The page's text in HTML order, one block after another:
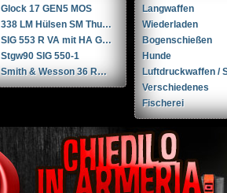
Glock 17 GEN5 MOS
338 LM Hülsen SM Thun / RUAG Thun
SIG 553 R VA mit HA Griffstück
Stgw90 SIG 550-1
Smith & Wesson 36 RB .38 Spl.
Langwaffen
Wiederladen
Bogenschießen
Hunde
Luftdruckwaffen /
Verschiedenes
Fischerei